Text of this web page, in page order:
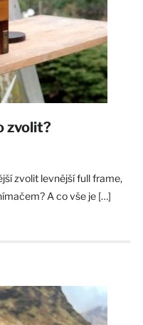
zvolit?
zvolit levnější full frame,
A co vše je […]